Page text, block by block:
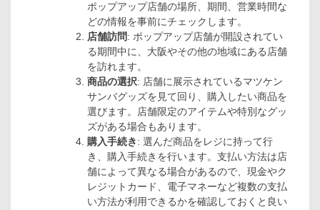
ポップアップ店舗の場所、期間、営業時間な
どの情報を事前にチェックします。
店舗訪問: ポップアップ店舗が開設されてい
る期間中に、大阪やその他の地域にある店舗
を訪れます。
商品の選択: 店舗に展示されているマツケン
サンバグッズを見て回り、購入したい商品を
選びます。店舗限定のアイテムや特別なグッ
ズがある場合もあります。
購入手続き: 選んだ商品をレジに持って行
き、購入手続きを行います。支払い方法は店
舗によって異なる場合があるので、現金やク
レジットカード、電子マネーなど複数の支払
い方法が利用できるかを確認しておくと良い